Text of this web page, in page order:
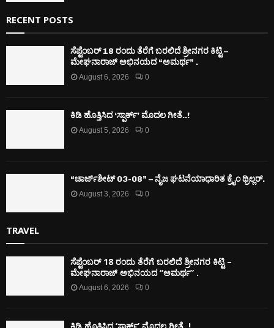
RECENT POSTS
ಸೆಪ್ಟೆಂಬರ್ 18 ರಂದು ತೆರೆಗೆ ಬರಲಿದೆ ಶ್ರೀನಗರ ಕಿಟ್ಟಿ –
ಮೇಘನಾರಾಜ್ ಅಭಿನಯದ “ಅಮರ್ಥ” .
August 6, 2026 0
ಕಿಡಿ‌‌ ಹೊತ್ತಿಸಿದ ‘ಸ್ಪಾರ್ಕ್’ ಮೊದಲ‌ ಗೀತೆ..!
August 5, 2026 0
“ಚಾರ್ಜ್‌ಶೀಟ್ 03-08” – ನೈಜ ಘಟನೆಯಾಧಾರಿತ ಕ್ರೈಂ ಥ್ರಿಲ್ಲರ್.
August 3, 2026 0
TRAVEL
ಸೆಪ್ಟೆಂಬರ್ 18 ರಂದು ತೆರೆಗೆ ಬರಲಿದೆ ಶ್ರೀನಗರ ಕಿಟ್ಟಿ –
ಮೇಘನಾರಾಜ್ ಅಭಿನಯದ “ಅಮರ್ಥ” .
August 6, 2026 0